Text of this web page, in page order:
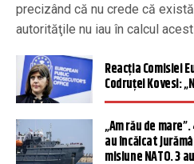
precizând că nu crede că
autorităţile nu iau în calcul
Reacția Comisiei
Codruței Kovesi:
„Am rău de
au încălcat
misiune NATO. 3